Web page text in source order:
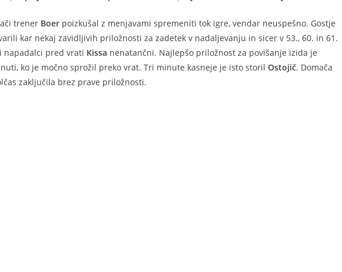
trener Boer poizkušal z menjavami spremeniti tok igre, vendar neuspešno. Gostje
kar nekaj zavidljivih priložnosti za zadetek v nadaljevanju in sicer v 53., 60. in 61.
napadalci pred vrati Kissa nenatančni. Najlepšo priložnost za povišanje izida je
ko je močno sprožil preko vrat. Tri minute kasneje je isto storil Ostojič. Domača
zaključila brez prave priložnosti.